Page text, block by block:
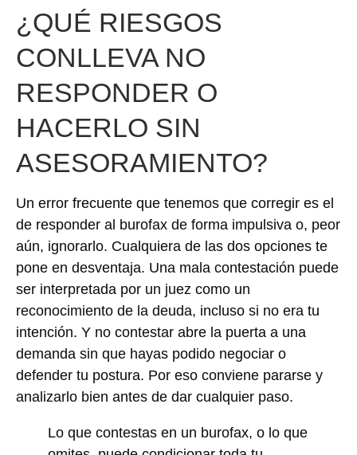
¿QUÉ RIESGOS
CONLLEVA NO
RESPONDER O
HACERLO SIN
ASESORAMIENTO?
Un error frecuente que tenemos que corregir es el
de responder al burofax de forma impulsiva o, peor
aún, ignorarlo. Cualquiera de las dos opciones te
pone en desventaja. Una mala contestación puede
ser interpretada por un juez como un
reconocimiento de la deuda, incluso si no era tu
intención. Y no contestar abre la puerta a una
demanda sin que hayas podido negociar o
defender tu postura. Por eso conviene pararse y
analizarlo bien antes de dar cualquier paso.
Lo que contestas en un burofax, o lo que